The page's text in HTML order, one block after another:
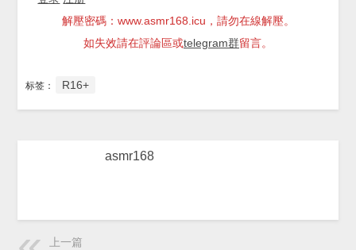
解壓密碼：www.asmr168.icu，請勿在線解壓。
如失效請在評論區或telegram群留言。
标签： R16+
asmr168
上一篇